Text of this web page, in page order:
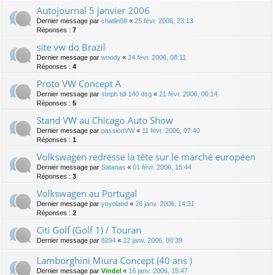
Autojournal 5 janvier 2006
Dernier message par chatlin58 « 25 févr. 2006, 23:13
Réponses : 7
site vw do Brazil
Dernier message par woody « 24 févr. 2006, 08:11
Réponses : 4
Proto VW Concept A
Dernier message par steph tdi 140 dsg « 21 févr. 2006, 00:14
Réponses : 5
Stand VW au Chicago Auto Show
Dernier message par passionVW« 11 févr. 2006, 07:40
Réponses : 1
Volkswagen redresse la tête sur le marché européen
Dernier message par Satanas « 01 févr. 2006, 15:44
Réponses : 3
Volkswagen au Portugal
Dernier message par yoyoland « 26 janv. 2006, 14:31
Réponses : 2
Citi Golf (Golf 1) / Touran
Dernier message par 8294 « 22 janv. 2006, 00:39
Lamborghini Miura Concept (40 ans )
Dernier message par Vindel « 16 janv. 2006, 15:47